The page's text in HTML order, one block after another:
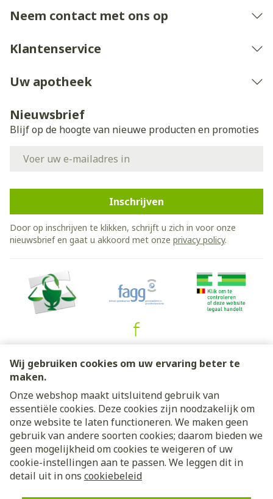
Wij gebruiken cookies om uw ervaring beter te
maken.
Onze webshop maakt uitsluitend gebruik van
essentiële cookies. Deze cookies zijn noodzakelijk om
onze website te laten functioneren. We maken geen
gebruik van andere soorten cookies; daarom bieden we
geen mogelijkheid om cookies te weigeren of uw
cookie-instellingen aan te passen. We leggen dit in
detail uit in ons cookiebeleid
Neem contact met ons op
Klantenservice
Uw apotheek
Nieuwsbrief
Blijf op de hoogte van nieuwe producten en promoties
Inschrijven
Door op inschrijven te klikken, schrijft u zich in voor onze
nieuwsbrief en gaat u akkoord met onze privacy policy.
Juridische links